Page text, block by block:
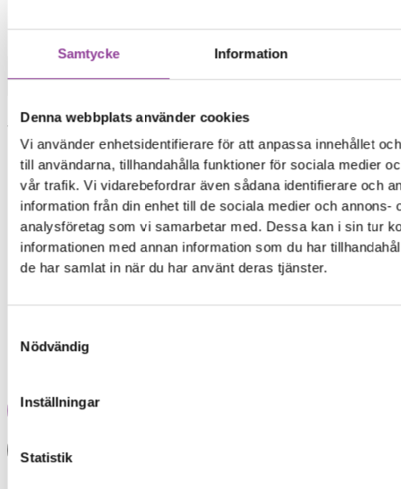
Samtycke Information
Denna webbplats använder cookies
Vi använder enhetsidentifierare för att anpassa innehållet
till användarna, tillhandahålla funktioner för sociala medier
vår trafik. Vi vidarebefordrar även sådana identifierare och
information från din enhet till de sociala medier och annons-
analysföretag som vi samarbetar med. Dessa kan i sin tur
informationen med annan information som du har
de har samlat in när du har använt deras tjänster.
Nödvändig
Inställningar
Statistik
Mobiltelefoner >
iPhone 11 Pro
Batteri
Byte av batteri
Vid ett batteribyte byter man ut batteriet mot ett
nytt för att återställa enhetens batteritid och
prestanda.
699,00kr
Symptom
Telefonen måste vara på laddning för att starta
Batterinivån ändras slumpmässigt
Lägg i varukorg
Boka tid
Fler reparationer för samma